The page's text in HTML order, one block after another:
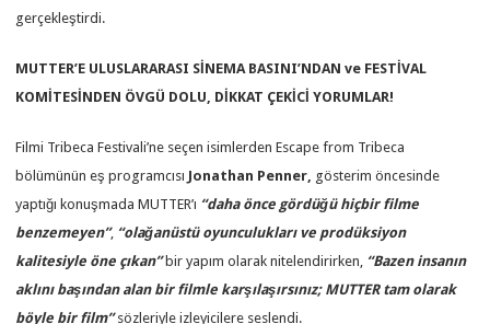
gerçekleştirdi.
MUTTER’E ULUSLARARASI SİNEMA BASINI’NDAN ve FESTİVAL
KOMİTESİNDEN ÖVGÜ DOLU, DİKKAT ÇEKİCİ YORUMLAR!
Filmi Tribeca Festivali’ne seçen isimlerden Escape from Tribeca
bölümünün eş programcısı Jonathan Penner, gösterim öncesinde
yaptığı konuşmada MUTTER’ı “daha önce gördüğü hiçbir filme
benzemeyen”, “olağanüstü oyunculukları ve prodüksiyon
kalitesiyle öne çıkan” bir yapım olarak nitelendirirken, “Bazen insanın
aklını başından alan bir filmle karşılaşırsınız; MUTTER tam olarak
böyle bir film” sözleriyle izleyicilere seslendi.